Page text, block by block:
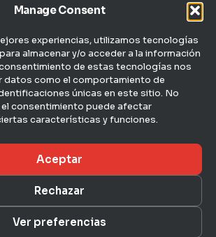
Manage Consent
experiencias, utilizamos tecnologías
almacenar y/o acceder a la información
de estas tecnologías nos
datos como el comportamiento de
únicas en este sitio. No
consentimiento puede afectar
características y funciones.
Aceptar
Rechazar
Ver preferencias
· ENTRII
4 — 1ª
Federación Empresarial de